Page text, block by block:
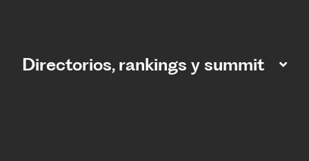
Directorios, rankings y summit